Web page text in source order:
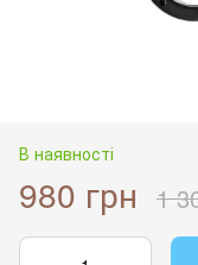
В наявності
980 грн 1